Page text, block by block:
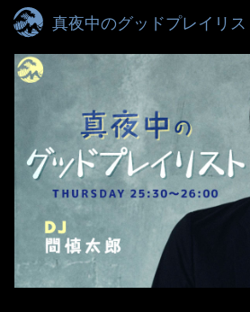
真夜中のグッドプレイリ
yokohama 84.7